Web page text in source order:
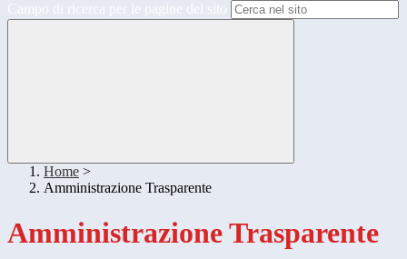
Campo di ricerca per le pagine del sito
Home >
Amministrazione Trasparente
Amministrazione Trasparente